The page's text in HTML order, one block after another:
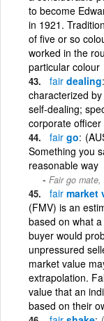
to become
in 1921.
of five or so
worked in the
particular colour
fair dealing
characterized
self-dealing;
corporate
fair go
Something you
reasonable way
Fair go
fair market
(FMV) is an
based on what
buyer would
unpressured
market value
extrapolation.
value that an
based on their